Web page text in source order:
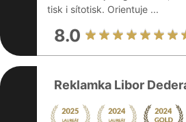
tisk i sítotisk. Orientuje ...
8.0
Reklamka Libor